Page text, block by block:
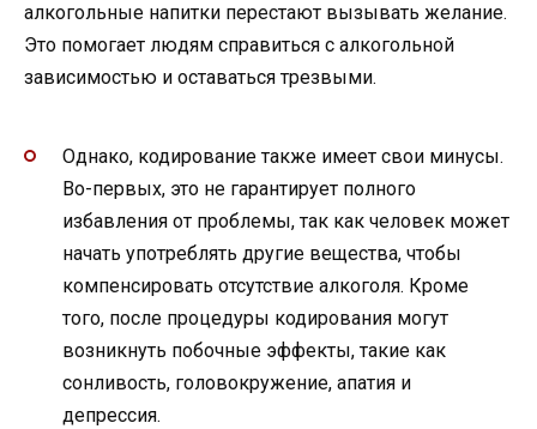
алкогольные напитки перестают вызывать желание.
Это помогает людям справиться с алкогольной
зависимостью и оставаться трезвыми.
Однако, кодирование также имеет свои минусы.
Во-первых, это не гарантирует полного
избавления от проблемы, так как человек может
начать употреблять другие вещества, чтобы
компенсировать отсутствие алкоголя. Кроме
того, после процедуры кодирования могут
возникнуть побочные эффекты, такие как
сонливость, головокружение, апатия и
депрессия.